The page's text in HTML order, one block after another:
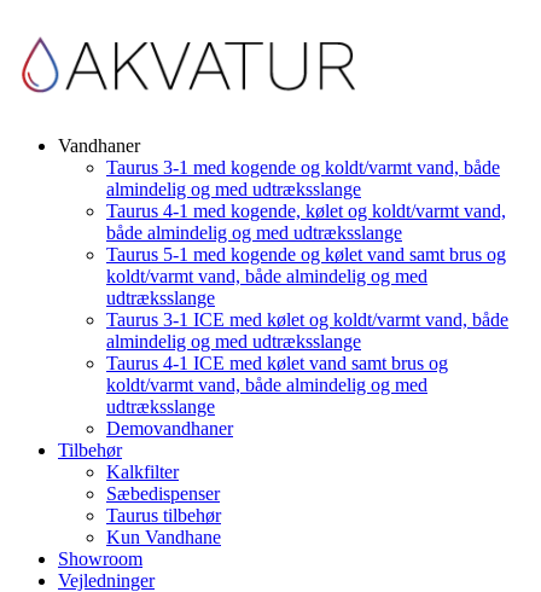
Vandhaner
Taurus 3-1 med kogende og koldt/varmt vand, både
almindelig og med udtræksslange
Taurus 4-1 med kogende, kølet og koldt/varmt vand,
både almindelig og med udtræksslange
Taurus 5-1 med kogende og kølet vand samt brus og
koldt/varmt vand, både almindelig og med
udtræksslange
Taurus 3-1 ICE med kølet og koldt/varmt vand, både
almindelig og med udtræksslange
Taurus 4-1 ICE med kølet vand samt brus og
koldt/varmt vand, både almindelig og med
udtræksslange
Demovandhaner
Tilbehør
Kalkfilter
Sæbedispenser
Taurus tilbehør
Kun Vandhane
Showroom
Vejledninger